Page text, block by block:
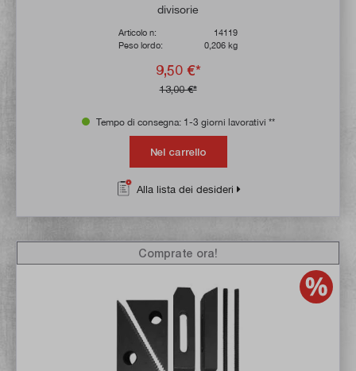
divisorie
Articolo n:
14119
Peso lordo:
0,206 kg
9,50 €*
13,00 €*
Tempo di consegna: 1-3 giorni lavorativi **
Nel carrello
Alla lista dei desideri
Comprate ora!